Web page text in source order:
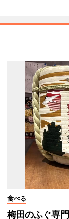
食べる
梅田のふぐ専